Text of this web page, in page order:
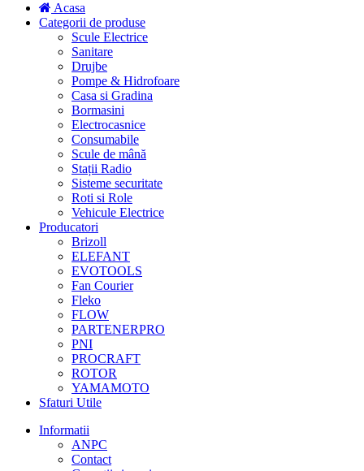
Acasa
Categorii de produse
Scule Electrice
Sanitare
Drujbe
Pompe & Hidrofoare
Casa si Gradina
Bormasini
Electrocasnice
Consumabile
Scule de mână
Stații Radio
Sisteme securitate
Roti si Role
Vehicule Electrice
Producatori
Brizoll
ELEFANT
EVOTOOLS
Fan Courier
Fleko
FLOW
PARTENERPRO
PNI
PROCRAFT
ROTOR
YAMAMOTO
Sfaturi Utile
Informatii
ANPC
Contact